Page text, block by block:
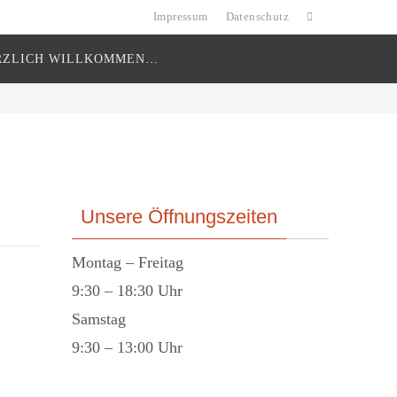
Impressum Datenschutz
WILLKOMMEN…
Unsere Öffnungszeiten
Montag – Freitag
9:30 – 18:30 Uhr
Samstag
9:30 – 13:00 Uhr